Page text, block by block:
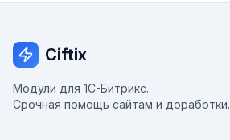
Ciftix
Модули для 1С-Битрикс.
Срочная помощь сайтам и доработки.